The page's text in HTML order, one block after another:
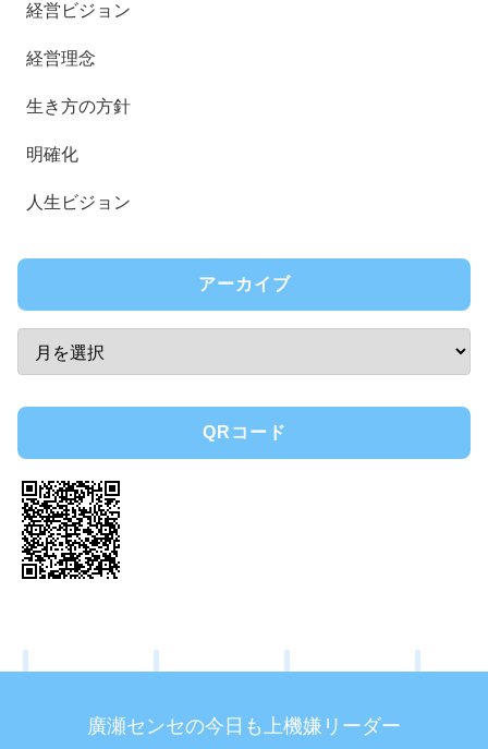
経営ビジョン
経営理念
生き方の方針
明確化
人生ビジョン
アーカイブ
QRコード
廣瀬センセの今日も上機嫌リーダー